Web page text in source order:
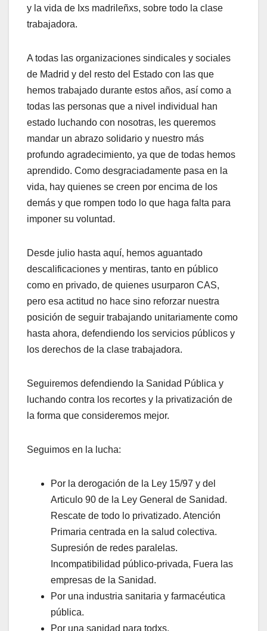
y la vida de Ixs madrileñxs, sobre todo la clase
trabajadora.
A todas las organizaciones sindicales y sociales
de Madrid y del resto del Estado con las que
hemos trabajado durante estos años, así como a
todas las personas que a nivel individual han
estado luchando con nosotras, les queremos
mandar un abrazo solidario y nuestro más
profundo agradecimiento, ya que de todas hemos
aprendido. Como desgraciadamente pasa en la
vida, hay quienes se creen por encima de los
demás y que rompen todo lo que haga falta para
imponer su voluntad.
Desde julio hasta aquí, hemos aguantado
descalificaciones y mentiras, tanto en público
como en privado, de quienes usurparon CAS,
pero esa actitud no hace sino reforzar nuestra
posición de seguir trabajando unitariamente como
hasta ahora, defendiendo los servicios públicos y
los derechos de la clase trabajadora.
Seguiremos defendiendo la Sanidad Pública y
luchando contra los recortes y la privatización de
la forma que consideremos mejor.
Seguimos en la lucha:
Por la derogación de la Ley 15/97 y del
Articulo 90 de la Ley General de Sanidad.
Rescate de todo lo privatizado. Atención
Primaria centrada en la salud colectiva.
Supresión de redes paralelas.
Incompatibilidad público-privada, Fuera las
empresas de la Sanidad.
Por una industria sanitaria y farmacéutica
pública.
Por una sanidad para todxs,